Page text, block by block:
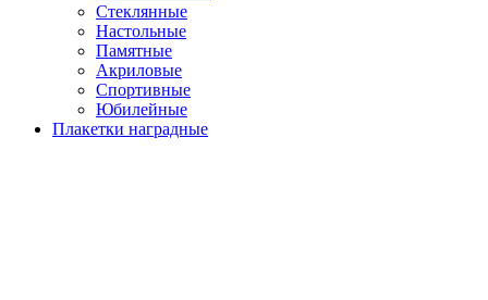
Стеклянные
Настольные
Памятные
Акриловые
Спортивные
Юбилейные
Плакетки наградные